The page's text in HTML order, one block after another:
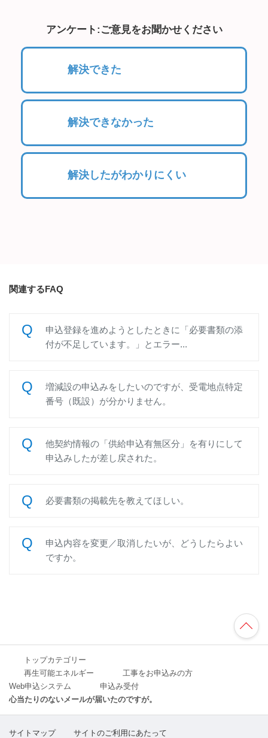
アンケート:ご意見をお聞かせください
解決できた
解決できなかった
解決したがわかりにくい
関連するFAQ
申込登録を進めようとしたときに「必要書類の添
付が不足しています。」とエラー...
増減設の申込みをしたいのですが、受電地点特定
番号（既設）が分かりません。
他契約情報の「供給申込有無区分」を有りにして
申込みしたが差し戻された。
必要書類の掲載先を教えてほしい。
申込内容を変更／取消したいが、どうしたらよい
ですか。
TO
P
へ
トップカテゴリー
再生可能エネルギー
工事をお申込みの方
Web申込システム
申込み受付
心当たりのないメールが届いたのですが。
サイトマップ サイトのご利用にあたって